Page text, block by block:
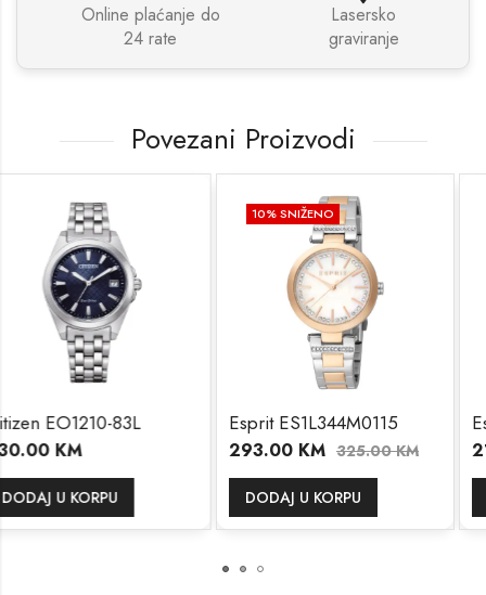
Online plaćanje do
24 rate
Lasersko
graviranje
Povezani Proizvodi
Esprit ES1L344M0115
325.00KM
DODAJ U KORPU
Esprit
216.00KM
DODAJ U KORPU